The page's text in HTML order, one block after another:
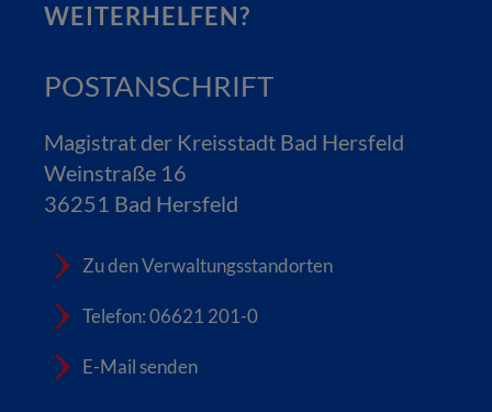
WEITERHELFEN?
POSTANSCHRIFT
Magistrat der Kreisstadt Bad Hersfeld
Weinstraße 16
36251 Bad Hersfeld
Zu den Verwaltungsstandorten
Telefon: 06621 201-0
E-Mail senden